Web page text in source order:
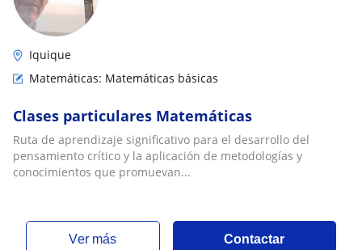
Iquique
Matemáticas: Matemáticas básicas
Clases particulares Matemáticas
Ruta de aprendizaje significativo para el desarrollo del
pensamiento crítico y la aplicación de metodologías y
conocimientos que promuevan...
ver más Contactar